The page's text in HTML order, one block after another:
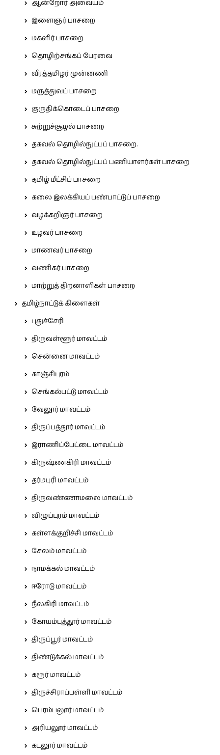
ஆன்றோர் அவையம்
இளைஞர் பாசறை
மகளிர் பாசறை
தொழிற்சங்கப் பேரவை
வீரத்தமிழர் முன்னணி
மருத்துவப் பாசறை
குருதிக்கொடைப் பாசறை
சுற்றுச்சூழல் பாசறை
தகவல் தொழில்நுட்பப் பாசறை.
தகவல் தொழில்நுட்பப் பணியாளர்கள் பாசறை
தமிழ் மீட்சிப் பாசறை
கலை இலக்கியப் பண்பாட்டுப் பாசறை
வழக்கறிஞர் பாசறை
உழவர் பாசறை
மாணவர் பாசறை
வணிகர் பாசறை
மாற்றுத் திறனாளிகள் பாசறை
தமிழ்நாட்டுக் கிளைகள்
புதுச்சேரி
திருவள்ளூர் மாவட்டம்
சென்னை மாவட்டம்
காஞ்சிபுரம்
செங்கல்பட்டு மாவட்டம்
வேலூர் மாவட்டம்
திருப்பத்தூர் மாவட்டம்
இராணிப்பேட்டை மாவட்டம்
கிருஷ்ணகிரி மாவட்டம்
தர்மபுரி மாவட்டம்
திருவண்ணாமலை மாவட்டம்
விழுப்புரம் மாவட்டம்
கள்ளக்குறிச்சி மாவட்டம்
சேலம் மாவட்டம்
நாமக்கல் மாவட்டம்
ஈரோடு மாவட்டம்
நீலகிரி மாவட்டம்
கோயம்புத்தூர் மாவட்டம்
திருப்பூர் மாவட்டம்
திண்டுக்கல் மாவட்டம்
கரூர் மாவட்டம்
திருச்சிராப்பள்ளி மாவட்டம்
பெரம்பலூர் மாவட்டம்
அரியலூர் மாவட்டம்
கடலூர் மாவட்டம்